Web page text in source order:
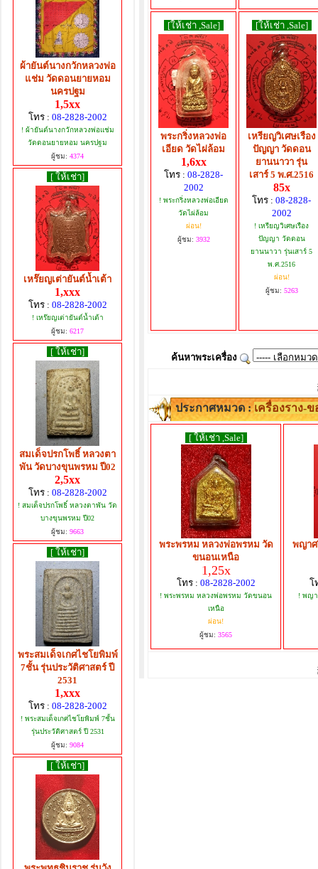
ผ้ายันต์นางกวักหลวงพ่อ
แช่ม วัดดอนยายหอม
นครปฐม
1,5xx
โทร : 08-2828-2002
! ผ้ายันต์นางกวักหลวงพ่อแช่ม
วัดดอนยายหอม นครปฐม
ผู้ชม: 4374
[ ให้เช่า]
เหร๊ยญเต่ายันต์น้ำเต้า
1,xxx
โทร : 08-2828-2002
! เหร๊ยญเต่ายันต์น้ำเต้า
ผู้ชม: 6217
[ ให้เช่า]
สมเด็จปรกโพธิ์ หลวงตา
พัน วัดบางขุนพรหม ปี02
2,5xx
โทร : 08-2828-2002
! สมเด็จปรกโพธิ์ หลวงตาพัน วัด
บางขุนพรหม ปี02
ผู้ชม: 9663
[ ให้เช่า]
พระสมเด็จเกศไชโยพิมพ์
7ชั้น รุ่นประวัติศาสตร์ ปี
2531
1,xxx
โทร : 08-2828-2002
! พระสมเด็จเกศไชโยพิมพ์ 7ชั้น
รุ่นประวัติศาสตร์ ปี 2531
ผู้ชม: 9084
[ ให้เช่า]
[ให้เช่า ,Sale]
พระกริ่งหลวงพ่อ
เอียด วัดไผ่ล้อม
1,6xx
โทร : 08-2828-
2002
! พระกริ่งหลวงพ่อเอียด
วัดไผ่ล้อม
ผ่อน!
ผู้ชม: 3932
[ให้เช่า ,Sale]
เหรียญวิเศษเรือง
ปัญญา วัดดอน
ยานนาวา รุ่น
เสาร์ 5 พ.ศ.2516
85x
โทร : 08-2828-
2002
! เหรียญวิเศษเรือง
ปัญญา วัดดอน
ยานนาวา รุ่นเสาร์ 5
พ.ศ.2516
ผ่อน!
ผู้ชม: 5263
ค้นหาพระเครื่อง
ประกาศหมวด :เครื่องราง-
[ ให้เช่า ,Sale]
พระพรหม หลวงพ่อพรหม วัด
ขนอนเหนือ
1,25x
โทร : 08-2828-2002
! พระพรหม หลวงพ่อพรหม วัดขนอน
เหนือ
ผ่อน!
ผู้ชม: 3565
พญาศ
โ
! พญา